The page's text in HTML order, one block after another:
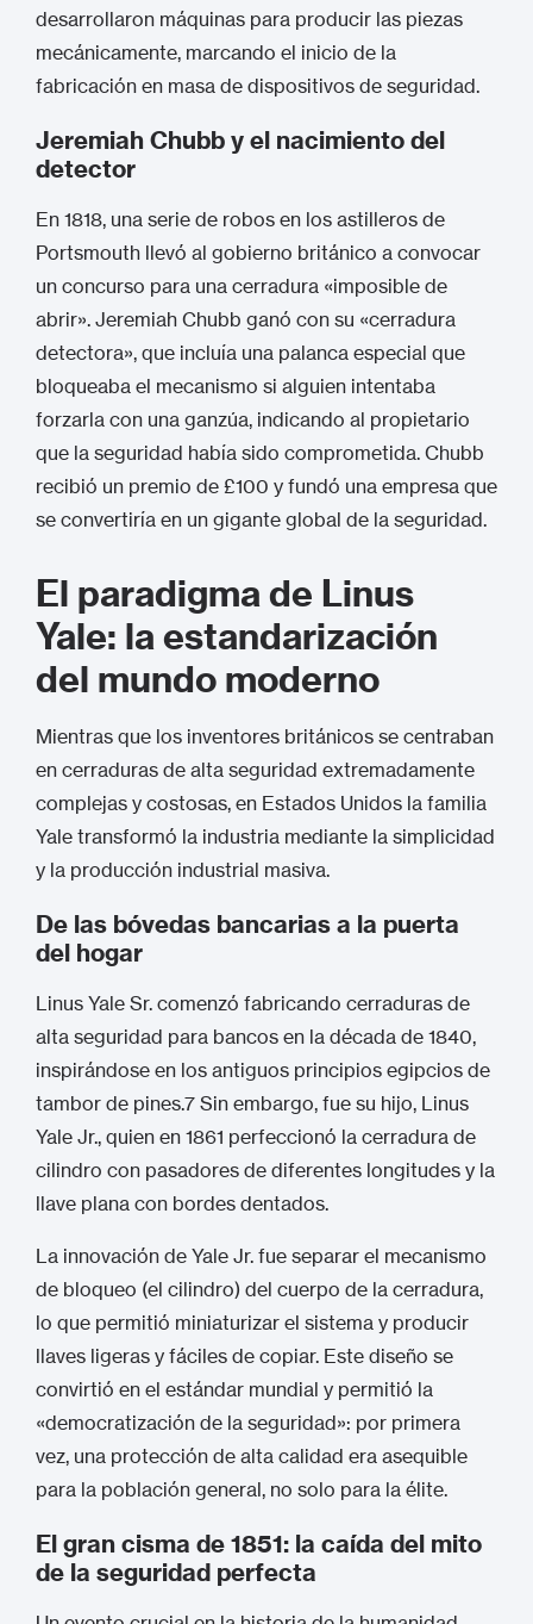
desarrollaron máquinas para producir las piezas
mecánicamente, marcando el inicio de la
fabricación en masa de dispositivos de seguridad.
Jeremiah Chubb y el nacimiento del
detector
En 1818, una serie de robos en los astilleros de
Portsmouth llevó al gobierno británico a convocar
un concurso para una cerradura «imposible de
abrir». Jeremiah Chubb ganó con su «cerradura
detectora», que incluía una palanca especial que
bloqueaba el mecanismo si alguien intentaba
forzarla con una ganzúa, indicando al propietario
que la seguridad había sido comprometida. Chubb
recibió un premio de £100 y fundó una empresa que
se convertiría en un gigante global de la seguridad.
El paradigma de Linus
Yale: la estandarización
del mundo moderno
Mientras que los inventores británicos se centraban
en cerraduras de alta seguridad extremadamente
complejas y costosas, en Estados Unidos la familia
Yale transformó la industria mediante la simplicidad
y la producción industrial masiva.
De las bóvedas bancarias a la puerta
del hogar
Linus Yale Sr. comenzó fabricando cerraduras de
alta seguridad para bancos en la década de 1840,
inspirándose en los antiguos principios egipcios de
tambor de pines.7 Sin embargo, fue su hijo, Linus
Yale Jr., quien en 1861 perfeccionó la cerradura de
cilindro con pasadores de diferentes longitudes y la
llave plana con bordes dentados.
La innovación de Yale Jr. fue separar el mecanismo
de bloqueo (el cilindro) del cuerpo de la cerradura,
lo que permitió miniaturizar el sistema y producir
llaves ligeras y fáciles de copiar. Este diseño se
convirtió en el estándar mundial y permitió la
«democratización de la seguridad»: por primera
vez, una protección de alta calidad era asequible
para la población general, no solo para la élite.
El gran cisma de 1851: la caída del mito
de la seguridad perfecta